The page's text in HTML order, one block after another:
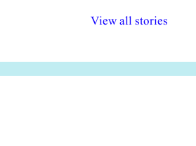
View all stories
अधिकार दिवस| 18
वर्षातील